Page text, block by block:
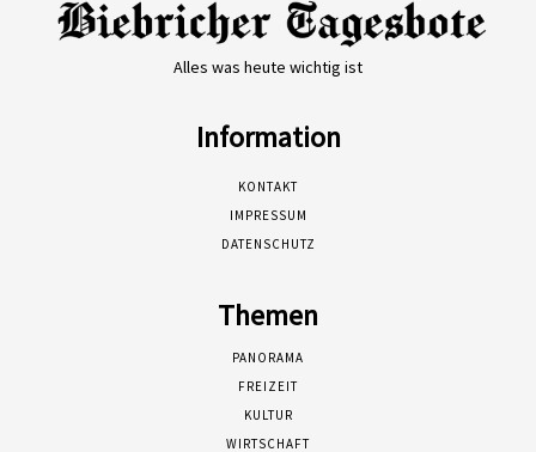
Alles was heute wichtig ist
Information
KONTAKT
IMPRESSUM
DATENSCHUTZ
Themen
PANORAMA
FREIZEIT
KULTUR
WIRTSCHAFT